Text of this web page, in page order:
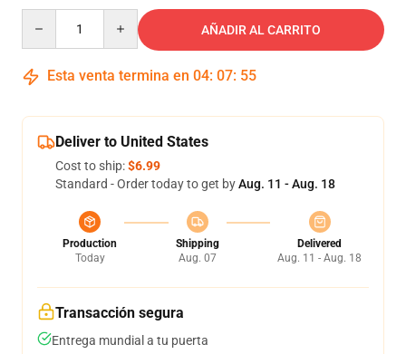
AÑADIR AL CARRITO
Esta venta termina en 04: 07: 54
Deliver to United States
Cost to ship:$6.99
Standard - Order today to get byAug. 11 - Aug. 18
Production
Today
Shipping
Aug. 07
Delivered
Aug. 11 - Aug. 18
Transacción segura
Entrega mundial a tu puerta